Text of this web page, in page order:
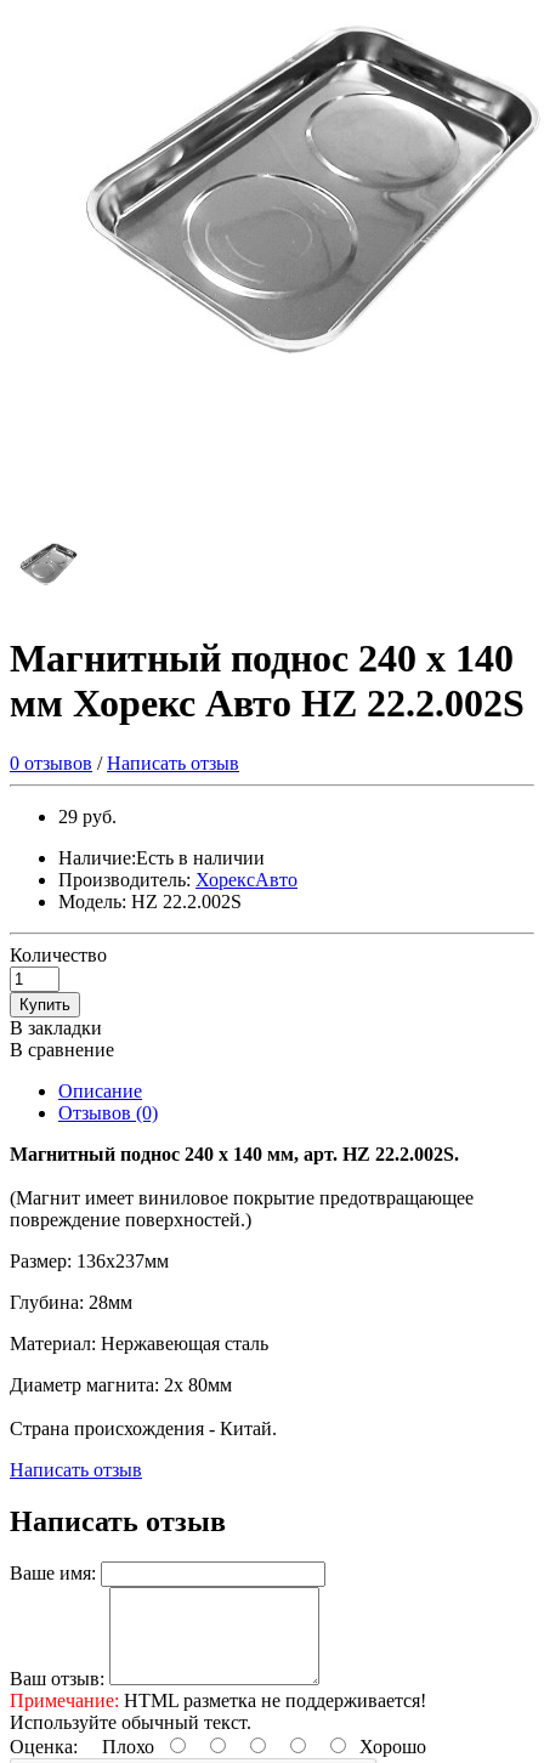
Магнитный поднос 240 х 140
мм Хорекс Авто HZ 22.2.002S
0 отзывов /Написать отзыв
29 руб.
Наличие:Есть в наличии
Производитель: ХорексАвто
Модель: HZ 22.2.002S
Количество
Купить
В закладки
В сравнение
Описание
Отзывов (0)
Магнитный поднос 240 х 140 мм, арт. HZ 22.2.002S.
(Магнит имеет виниловое покрытие предотвращающее
повреждение поверхностей.)
Размер: 136х237мм
Глубина: 28мм
Материал: Нержавеющая сталь
Диаметр магнита: 2х 80мм
Страна происхождения - Китай.
Написать отзыв
Написать отзыв
Ваше имя:
Ваш отзыв:
Примечание: HTML разметка не поддерживается!
Используйте обычный текст.
Оценка: Плохо Хорошо